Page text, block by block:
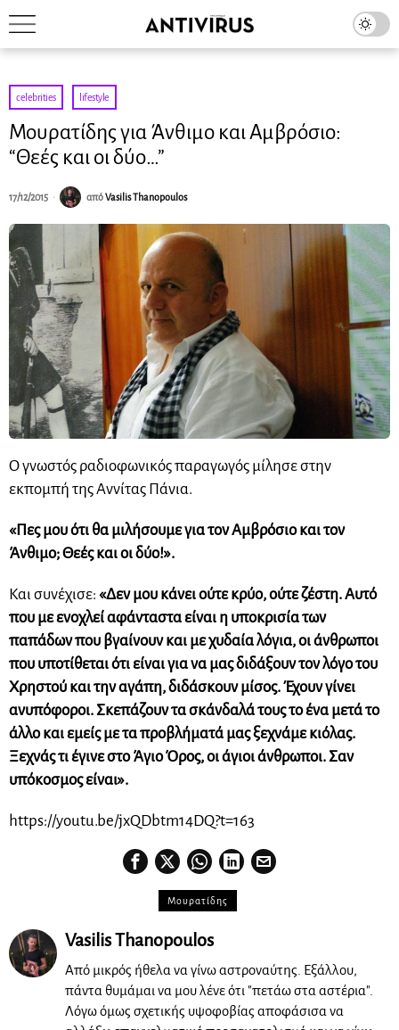
celebrities · lifestyle
Μουρατίδης για Άνθιμο και Αμβρόσιο:
“Θεές και οι δύο…”
17/12/2015 απόVasilis Thanopoulos
Ο γνωστός ραδιοφωνικός παραγωγός μίλησε στην
εκπομπή της Αννίτας Πάνια.
«Πες μου ότι θα μιλήσουμε για τον Αμβρόσιο και τον
Άνθιμο; Θεές και οι δύο!».
Και συνέχισε: «Δεν μου κάνει ούτε κρύο, ούτε ζέστη. Αυτό
που με ενοχλεί αφάνταστα είναι η υποκρισία των
παπάδων που βγαίνουν και με χυδαία λόγια, οι άνθρωποι
που υποτίθεται ότι είναι για να μας διδάξουν τον λόγο του
Χρηστού και την αγάπη, διδάσκουν μίσος. Έχουν γίνει
ανυπόφοροι. Σκεπάζουν τα σκάνδαλά τους το ένα μετά το
άλλο και εμείς με τα προβλήματά μας ξεχνάμε κιόλας.
Ξεχνάς τι έγινε στο Άγιο Όρος, οι άγιοι άνθρωποι. Σαν
υπόκοσμος είναι».
https://youtu.be/jxQDbtm14DQ?t=163
Μουρατίδης
Vasilis Thanopoulos
Από μικρός ήθελα να γίνω αστροναύτης. Εξάλλου,
πάντα θυμάμαι να μου λένε ότι "πετάω στα αστέρια".
Λόγω όμως σχετικής υψοφοβίας αποφάσισα να